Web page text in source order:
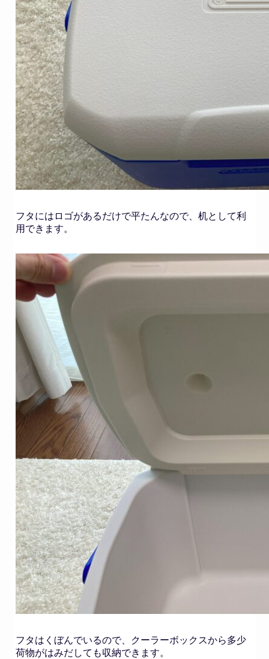
フタにはロゴがあるだけで平たんなので、机として利
用できます。
フタはくぼんでいるので、クーラーボックスから多少
荷物がはみだしても収納できます。